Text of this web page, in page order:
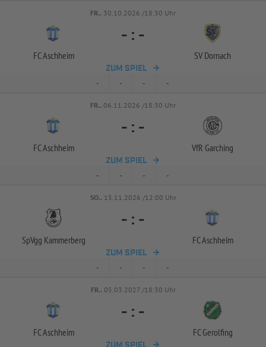
FR.. 30.10.2026 /18:30 Uhr
FC Aschheim
- : -
SV Dornach
ZUM SPIEL
- - - -
FR.. 06.11.2026 /18:30 Uhr
FC Aschheim
- : -
VfR Garching
ZUM SPIEL
- - - -
SO.. 15.11.2026 /12:00 Uhr
SpVgg Kammerberg
- : -
FC Aschheim
ZUM SPIEL
- - - -
FR.. 05.03.2027 /18:30 Uhr
FC Aschheim
- : -
FC Gerolfing